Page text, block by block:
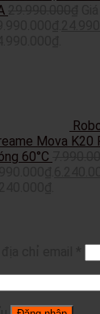
Mova K20
60°C